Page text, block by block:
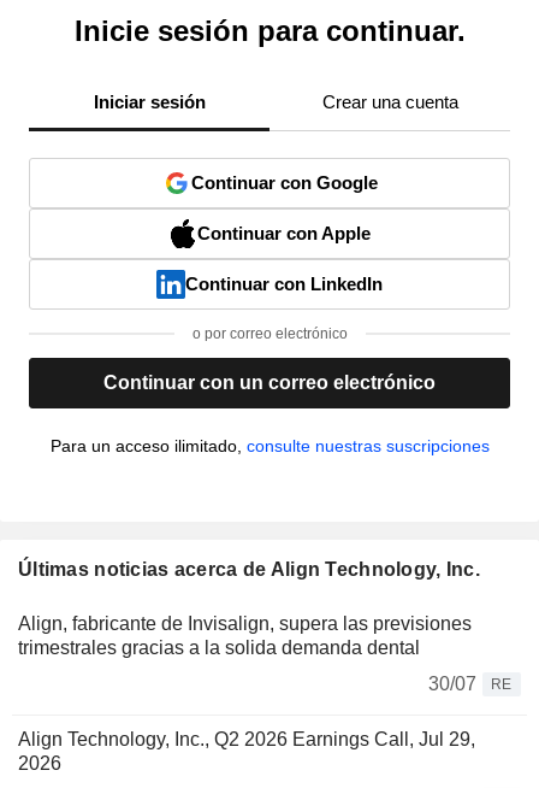
Inicie sesión para continuar.
Iniciar sesión Crear una cuenta
Continuar con Google
Continuar con Apple
Continuar con LinkedIn
o por correo electrónico
Continuar con un correo electrónico
Para un acceso ilimitado, consulte nuestras suscripciones
Últimas noticias acerca de Align Technology, Inc.
Align, fabricante de Invisalign, supera las previsiones
trimestrales gracias a la solida demanda dental
30/07
RE
Align Technology, Inc., Q2 2026 Earnings Call, Jul 29,
2026